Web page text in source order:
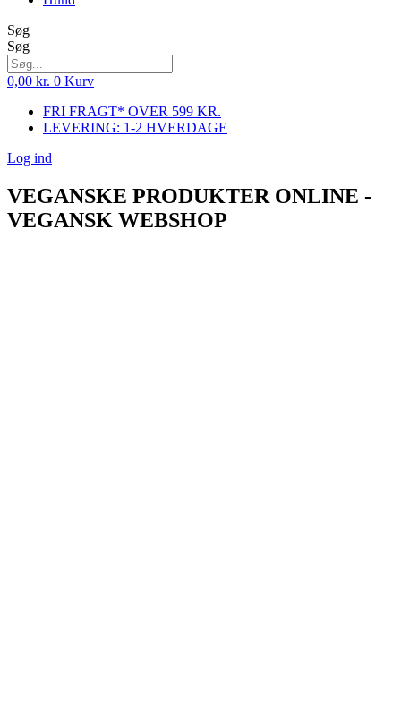
Søg
Søg
0,00 kr. 0 Kurv
FRI FRAGT* OVER 599 KR.
LEVERING: 1-2 HVERDAGE
Log ind
VEGANSKE PRODUKTER ONLINE -
VEGANSK WEBSHOP